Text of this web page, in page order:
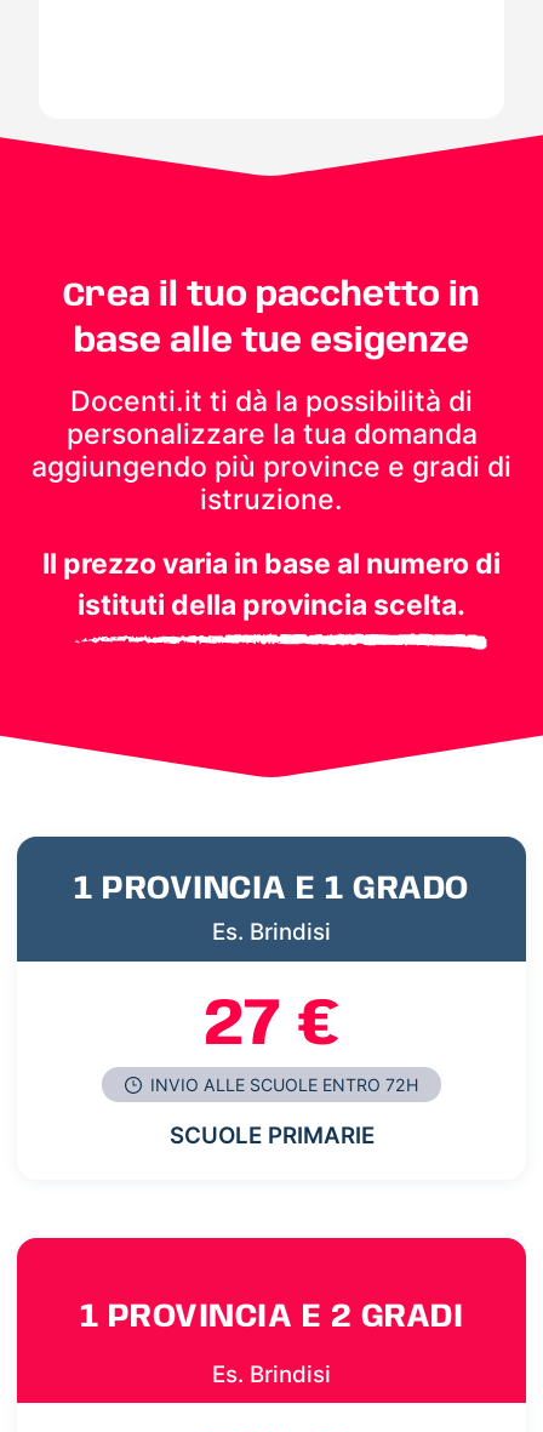
Crea il tuo pacchetto in
base alle tue esigenze
Docenti.it ti dà la possibilità di
personalizzare la tua domanda
aggiungendo più province e gradi di
istruzione.
Il prezzo varia in base al numero di
istituti della provincia scelta.
1 PROVINCIA E 1 GRADO
Es. Brindisi
27 €
INVIO ALLE SCUOLE ENTRO 72H
SCUOLE PRIMARIE
1 PROVINCIA E 2 GRADI
Es. Brindisi